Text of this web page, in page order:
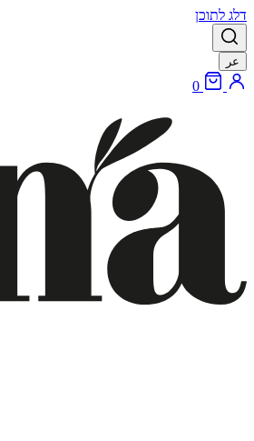
דלג לתוכן
عر
0